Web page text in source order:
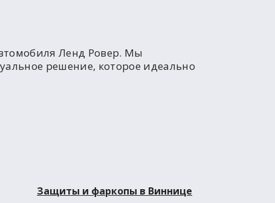
Ленд Ровер. Мы
решение, которое идеально
Защиты и фаркопы в Виннице